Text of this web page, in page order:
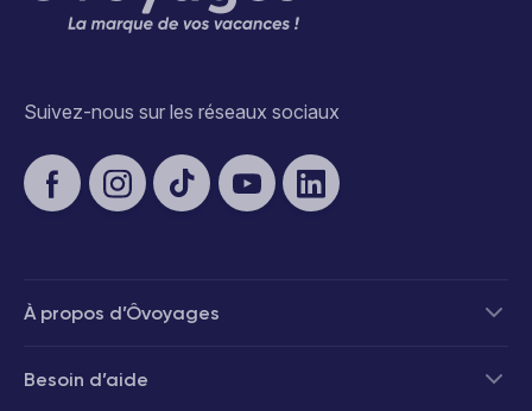
Suivez-nous sur les réseaux sociaux
À propos d’Ôvoyages
Besoin d’aide